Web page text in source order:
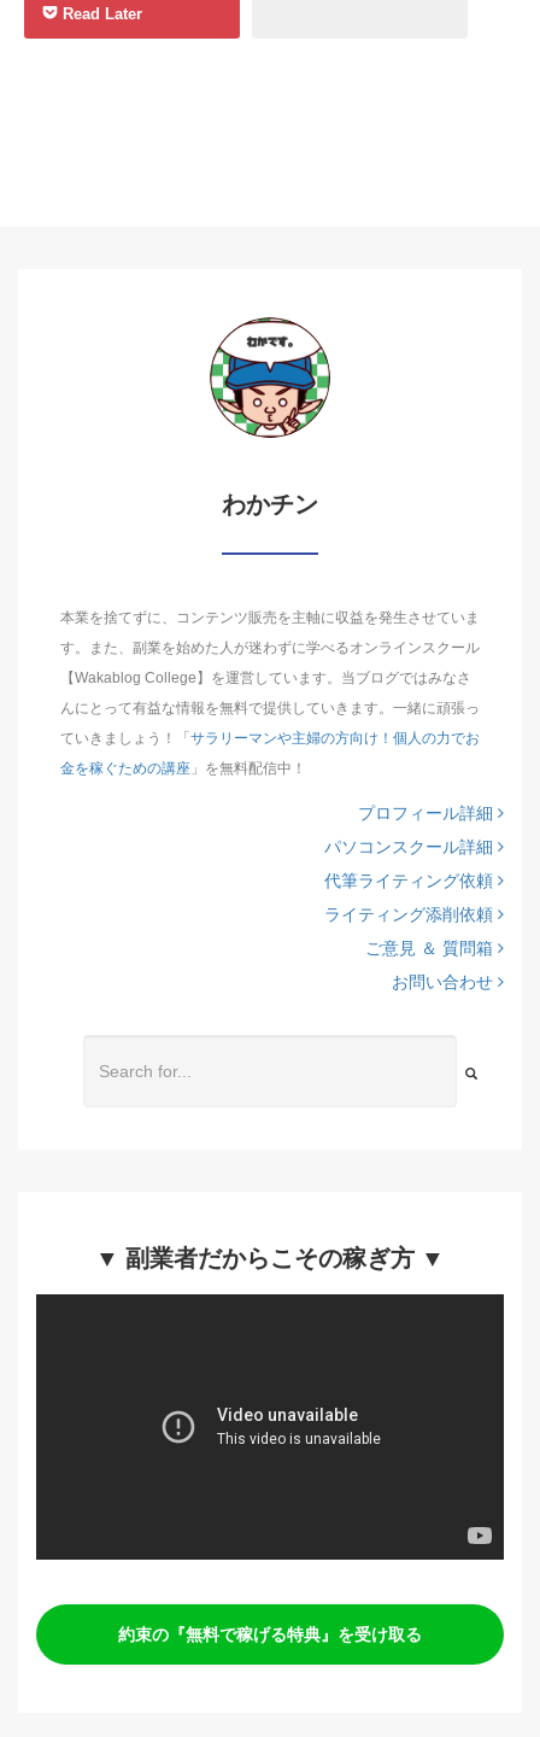
Read Later
わかチン
本業を捨てずに、コンテンツ販売を主軸に収益を発生させていま
す。また、副業を始めた人が迷わずに学べるオンラインスクール
【Wakablog College】を運営しています。当ブログではみなさ
んにとって有益な情報を無料で提供していきます。一緒に頑張っ
ていきましょう！「 サラリーマンや主婦の方向け！個人の力でお
金を稼ぐための講座 」を無料配信中！
プロフィール詳細
パソコンスクール詳細
代筆ライティング依頼
ライティング添削依頼
ご意見 ＆ 質問箱
お問い合わせ
▼ 副業者だからこその稼ぎ方 ▼
約束の『無料で稼げる特典』を受け取る